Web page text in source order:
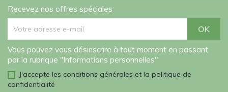
Recevez nos offres spéciales
Vous pouvez vous désinscrire à tout moment en passant
par la rubrique "Informations personnelles"
J'accepte les conditions générales et la politique de
confidentialité